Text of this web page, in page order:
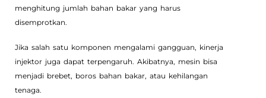
menghitung jumlah bahan bakar yang harus
disemprotkan.
Jika salah satu komponen mengalami gangguan, kinerja
injektor juga dapat terpengaruh. Akibatnya, mesin bisa
menjadi brebet, boros bahan bakar, atau kehilangan
tenaga.